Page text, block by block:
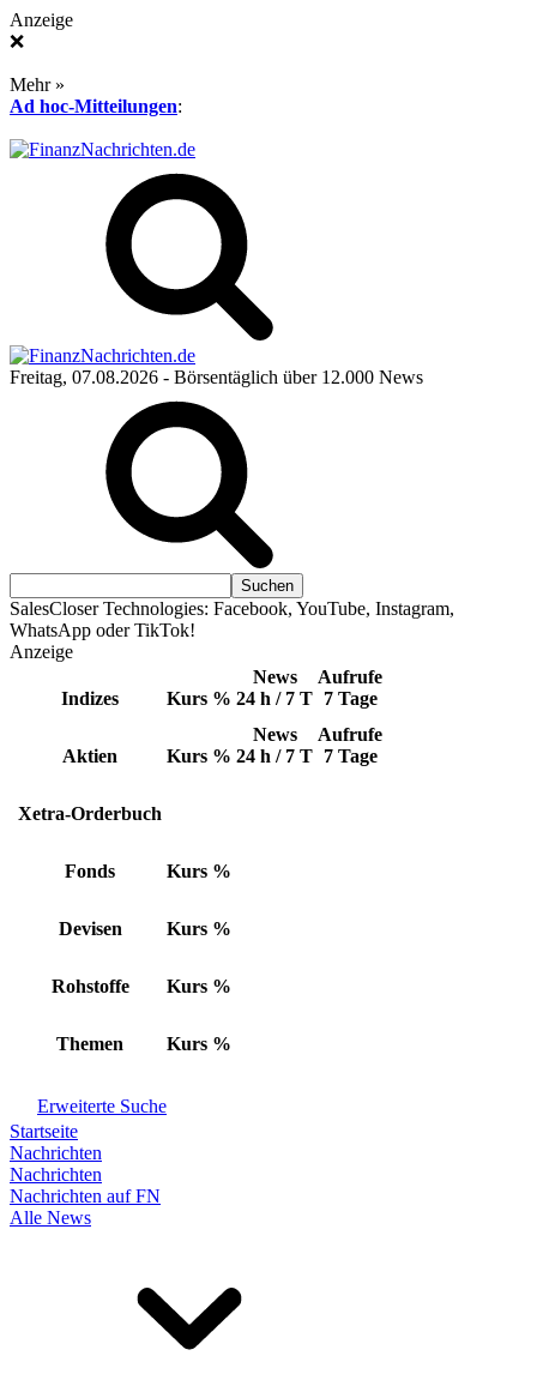
Anzeige
❌
Mehr »
Ad hoc-Mitteilungen:
Freitag, 07.08.2026 - Börsentäglich über 12.000 News
SalesCloser Technologies: Facebook, YouTube, Instagram,
WhatsApp oder TikTok!
Anzeige
Indizes Kurs %
News
24 h / 7 T
Aufrufe
7 Tage
Aktien Kurs %
News
24 h / 7 T
Aufrufe
7 Tage
Xetra-Orderbuch
Fonds Kurs %
Devisen Kurs %
Rohstoffe Kurs %
Themen Kurs %
Erweiterte Suche
Startseite
Nachrichten
Nachrichten
Nachrichten auf FN
Alle News